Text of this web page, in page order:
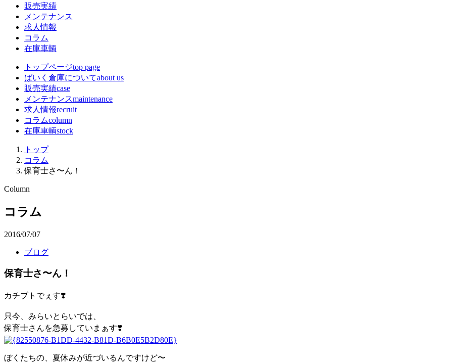
販売実績
メンテナンス
求人情報
コラム
在庫車輌
トップページtop page
ばいく倉庫についてabout us
販売実績case
メンテナンスmaintenance
求人情報recruit
コラムcolumn
在庫車輌stock
トップ
コラム
保育士さ〜ん！
Column
コラム
2016/07/07
ブログ
保育士さ〜ん！
カチブトでぇす❣️
只今、みらいとらいでは、
保育士さんを急募していまぁす❣️
ぼくたちの、夏休みが近づいるんですけど〜